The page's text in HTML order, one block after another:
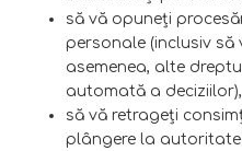
să vă opuneţi
personale (inclusiv să
asemenea, alte
automată a deciziilor),
să vă retrageţi
plângere la